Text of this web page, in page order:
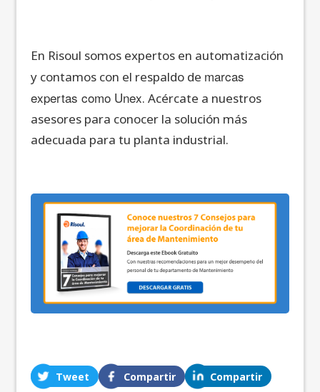
En Risoul somos expertos en automatización
y contamos con el respaldo de marcas
expertas como Unex. Acércate a nuestros
asesores para conocer la solución más
adecuada para tu planta industrial.
Tweet Compartir Compartir